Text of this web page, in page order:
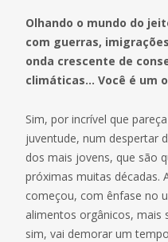
Olhando o mundo do
com guerras,
onda crescente de
climáticas… Você é um
Sim, por incrível que
juventude, num despertar
dos mais jovens, que são
próximas muitas décadas.
começou, com ênfase no
alimentos orgânicos, mais
sim, vai demorar um